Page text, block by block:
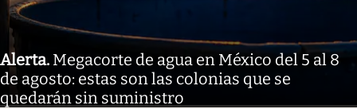
Alerta. Megacorte de agua en México del 5 al 8
de agosto: estas son las colonias que se
quedarán sin suministro